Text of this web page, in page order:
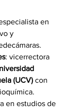
en
y
: vicerrectora
(UCV) con
en estudios de